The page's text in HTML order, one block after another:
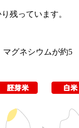
残っています。
マグネシウムが約5